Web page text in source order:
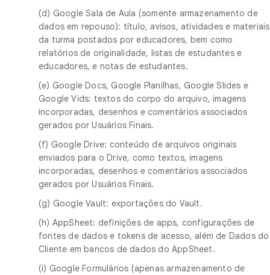
(d) Google Sala de Aula (somente armazenamento de
dados em repouso): título, avisos, atividades e materiais
da turma postados por educadores, bem como
relatórios de originalidade, listas de estudantes e
educadores, e notas de estudantes.
(e) Google Docs, Google Planilhas, Google Slides e
Google Vids: textos do corpo do arquivo, imagens
incorporadas, desenhos e comentários associados
gerados por Usuários Finais.
(f) Google Drive: conteúdo de arquivos originais
enviados para o Drive, como textos, imagens
incorporadas, desenhos e comentários associados
gerados por Usuários Finais.
(g) Google Vault: exportações do Vault.
(h) AppSheet: definições de apps, configurações de
fontes de dados e tokens de acesso, além de Dados do
Cliente em bancos de dados do AppSheet.
(i) Google Formulários (apenas armazenamento de